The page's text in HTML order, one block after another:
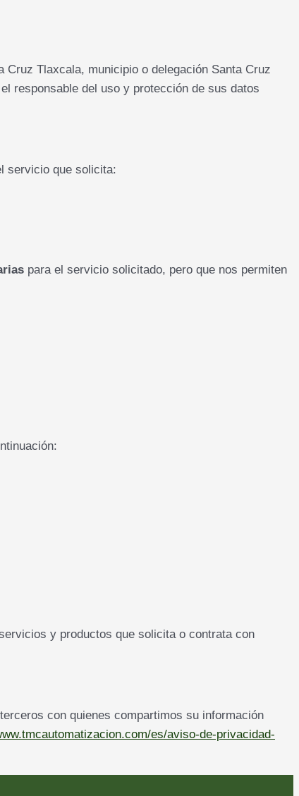
Tlaxcala, municipio o delegación Santa Cruz
responsable del uso y protección de sus datos
servicio que solicita:
para el servicio solicitado, pero que nos permiten
y productos que solicita o contrata con
con quienes compartimos su información
es/aviso-de-privacidad-